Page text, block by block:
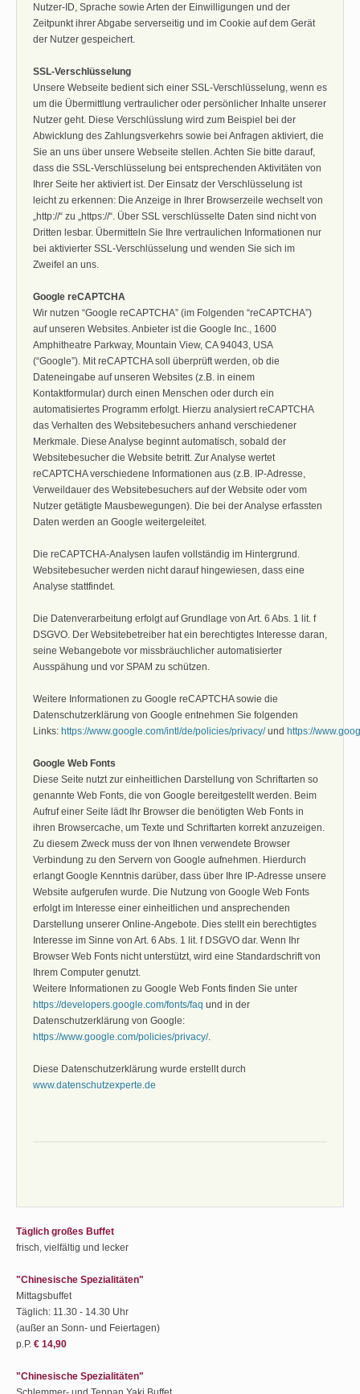
Nutzer-ID, Sprache sowie Arten der Einwilligungen und der
Zeitpunkt ihrer Abgabe serverseitig und im Cookie auf dem Gerät
der Nutzer gespeichert.
SSL-Verschlüsselung
Unsere Webseite bedient sich einer SSL-Verschlüsselung, wenn es
um die Übermittlung vertraulicher oder persönlicher Inhalte unserer
Nutzer geht. Diese Verschlüsslung wird zum Beispiel bei der
Abwicklung des Zahlungsverkehrs sowie bei Anfragen aktiviert, die
Sie an uns über unsere Webseite stellen. Achten Sie bitte darauf,
dass die SSL-Verschlüsselung bei entsprechenden Aktivitäten von
Ihrer Seite her aktiviert ist. Der Einsatz der Verschlüsselung ist
leicht zu erkennen: Die Anzeige in Ihrer Browserzeile wechselt von
„http://“ zu „https://“. Über SSL verschlüsselte Daten sind nicht von
Dritten lesbar. Übermitteln Sie Ihre vertraulichen Informationen nur
bei aktivierter SSL-Verschlüsselung und wenden Sie sich im
Zweifel an uns.
Google reCAPTCHA
Wir nutzen “Google reCAPTCHA” (im Folgenden “reCAPTCHA”)
auf unseren Websites. Anbieter ist die Google Inc., 1600
Amphitheatre Parkway, Mountain View, CA 94043, USA
(“Google”). Mit reCAPTCHA soll überprüft werden, ob die
Dateneingabe auf unseren Websites (z.B. in einem
Kontaktformular) durch einen Menschen oder durch ein
automatisiertes Programm erfolgt. Hierzu analysiert reCAPTCHA
das Verhalten des Websitebesuchers anhand verschiedener
Merkmale. Diese Analyse beginnt automatisch, sobald der
Websitebesucher die Website betritt. Zur Analyse wertet
reCAPTCHA verschiedene Informationen aus (z.B. IP-Adresse,
Verweildauer des Websitebesuchers auf der Website oder vom
Nutzer getätigte Mausbewegungen). Die bei der Analyse erfassten
Daten werden an Google weitergeleitet.
Die reCAPTCHA-Analysen laufen vollständig im Hintergrund.
Websitebesucher werden nicht darauf hingewiesen, dass eine
Analyse stattfindet.
Die Datenverarbeitung erfolgt auf Grundlage von Art. 6 Abs. 1 lit. f
DSGVO. Der Websitebetreiber hat ein berechtigtes Interesse daran,
seine Webangebote vor missbräuchlicher automatisierter
Ausspähung und vor SPAM zu schützen.
Weitere Informationen zu Google reCAPTCHA sowie die
Datenschutzerklärung von Google entnehmen Sie folgenden
Links: https://www.google.com/intl/de/policies/privacy/und https://
Google Web Fonts
Diese Seite nutzt zur einheitlichen Darstellung von Schriftarten so
genannte Web Fonts, die von Google bereitgestellt werden. Beim
Aufruf einer Seite lädt Ihr Browser die benötigten Web Fonts in
ihren Browsercache, um Texte und Schriftarten korrekt anzuzeigen.
Zu diesem Zweck muss der von Ihnen verwendete Browser
Verbindung zu den Servern von Google aufnehmen. Hierdurch
erlangt Google Kenntnis darüber, dass über Ihre IP-Adresse unsere
Website aufgerufen wurde. Die Nutzung von Google Web Fonts
erfolgt im Interesse einer einheitlichen und ansprechenden
Darstellung unserer Online-Angebote. Dies stellt ein berechtigtes
Interesse im Sinne von Art. 6 Abs. 1 lit. f DSGVO dar. Wenn Ihr
Browser Web Fonts nicht unterstützt, wird eine Standardschrift von
Ihrem Computer genutzt.
Weitere Informationen zu Google Web Fonts finden Sie unter
https://developers.google.com/fonts/faq und in der
Datenschutzerklärung von Google:
https://www.google.com/policies/privacy/.
Diese Datenschutzerklärung wurde erstellt durch
www.datenschutzexperte.de
Täglich großes Buffet
frisch, vielfältig und lecker
"Chinesische Spezialitäten"
Mittagsbuffet
Täglich: 11.30 - 14.30 Uhr
(außer an Sonn- und Feiertagen)
p.P. € 14,90
"Chinesische Spezialitäten"